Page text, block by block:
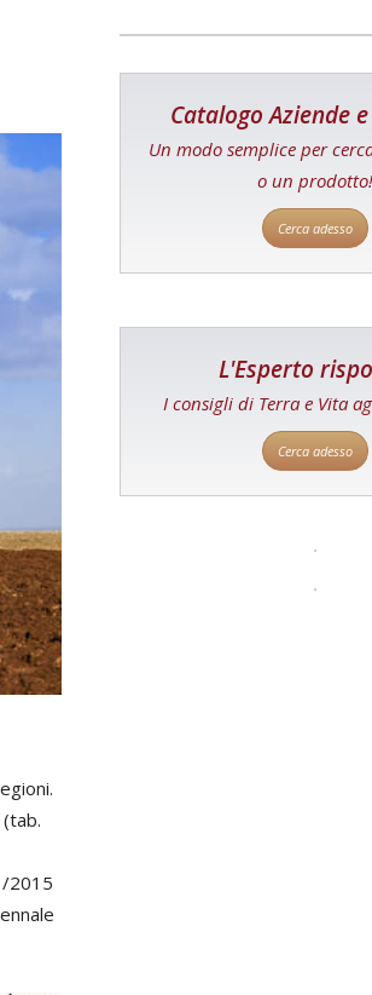
2015
Catalogo Aziende
Un modo semplice per
o un prodotto!
Cerca adesso
L'Esperto
I consigli di Terra e Vita
Cerca adesso